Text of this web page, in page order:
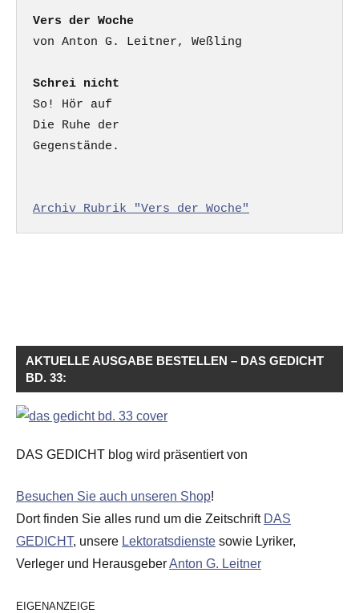
Vers der Woche
Schrei nicht
So! Hör auf
Die Ruhe der
Gegenstände.
Archiv Rubrik "Vers der Woche"
AKTUELLE AUSGABE BESTELLEN – DAS GEDICHT
BD. 33:
DAS GEDICHT blog wird präsentiert von
Besuchen Sie auch unseren Shop!
Dort finden Sie alles rund um die Zeitschrift DAS
GEDICHT, unsere Lektoratsdienste sowie Lyriker,
Verleger und HerausgeberAnton G. Leitner
EIGENANZEIGE